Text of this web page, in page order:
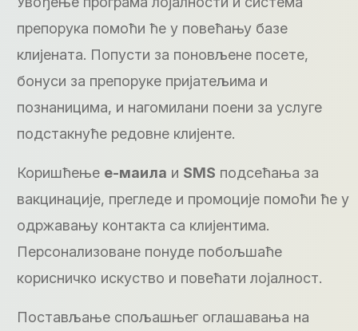
препорука помоћи ће у повећању базе
клијената. Попусти за поновљене посете,
бонуси за препоруке пријатељима и
познаницима, и нагомилани поени за услуге
подстакнуће редовне клијенте.
Коришћење е-маила и SMS подсећања за
вакцинације, прегледе и промоције помоћи ће у
одржавању контакта са клијентима.
Персонализоване понуде побољшаће
корисничко искуство и повећати лојалност.
Постављање спољашњег оглашавања на